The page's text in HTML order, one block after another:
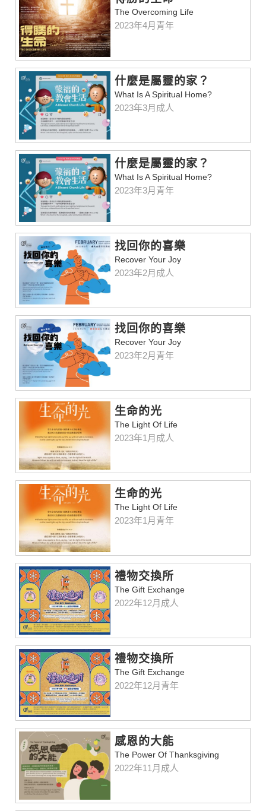
The Overcoming Life
2023年4月青年
什麼是屬靈的家？
What Is A Spiritual Home?
2023年3月成人
什麼是屬靈的家？
What Is A Spiritual Home?
2023年3月青年
找回你的喜樂
Recover Your Joy
2023年2月成人
找回你的喜樂
Recover Your Joy
2023年2月青年
⽣命的光
The Light Of Life
2023年1月成人
生命的光
The Light Of Life
2023年1月青年
禮物交換所
The Gift Exchange
2022年12月成人
禮物交換所
The Gift Exchange
2022年12月青年
感恩的大能
The Power Of Thanksgiving
2022年11月成人